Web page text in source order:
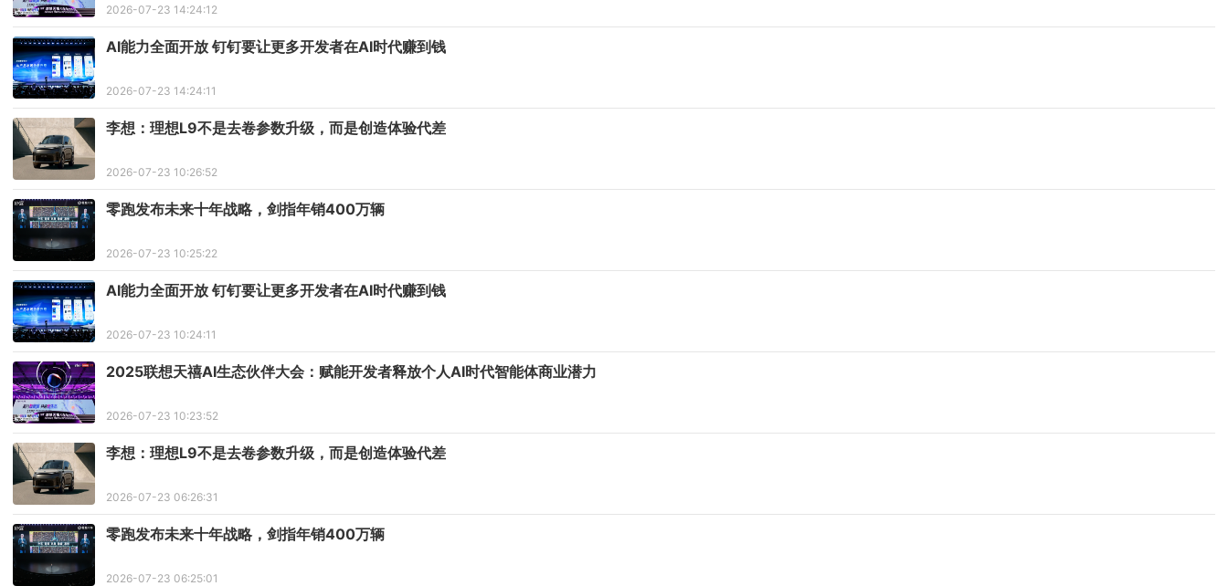
2026-07-23 14:24:12
AI能力全面开放 钉钉要让更多开发者在AI时代赚到钱
2026-07-23 14:24:11
李想：理想L9不是去卷参数升级，而是创造体验代差
2026-07-23 10:26:52
零跑发布未来十年战略，剑指年销400万辆
2026-07-23 10:25:22
AI能力全面开放 钉钉要让更多开发者在AI时代赚到钱
2026-07-23 10:24:11
2025联想天禧AI生态伙伴大会：赋能开发者释放个人AI时代智能体商业潜力
2026-07-23 10:23:52
李想：理想L9不是去卷参数升级，而是创造体验代差
2026-07-23 06:26:31
零跑发布未来十年战略，剑指年销400万辆
2026-07-23 06:25:01